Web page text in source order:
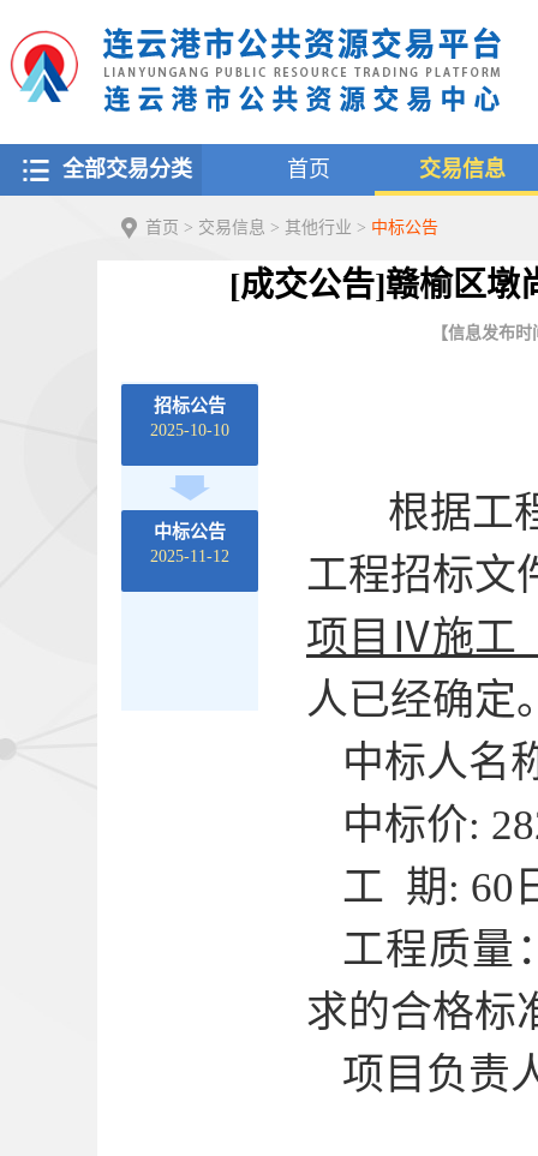
全部交易分类 首页 交易信息
首页 > 交易信息 > 其他行业 > 中标公告
[成交公告]赣榆区墩
【信息发布
招标公告
2025-10-10
中标公告
2025-11-12
根据工
工程招标文
项目Ⅳ施工
人已经确定
中标人名
中标价:
工 期: 60
工程质量
求的合格标
项目负责